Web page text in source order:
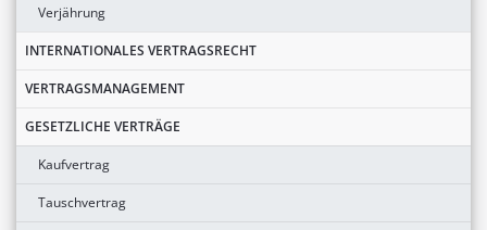
Verjährung
INTERNATIONALES VERTRAGSRECHT
VERTRAGSMANAGEMENT
GESETZLICHE VERTRÄGE
Kaufvertrag
Tauschvertrag